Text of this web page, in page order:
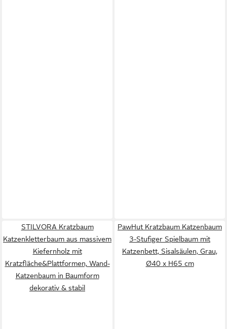
STILVORA Kratzbaum
Katzenkletterbaum aus massivem
Kiefernholz mit
Kratzfläche&Plattformen, Wand-
Katzenbaum in Baumform
dekorativ & stabil
PawHut Kratzbaum Katzenbaum
3-Stufiger Spielbaum mit
Katzenbett, Sisalsäulen, Grau,
Ø40 x H65 cm